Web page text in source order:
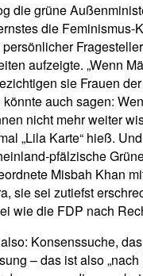
die grüne
die Feminismus-
aufzeigte. „Wenn
sie Frauen
auch sagen:
nicht mehr weiter
„Lila Karte“ hieß.
pfälzische
Misbah Khan
sie sei zutiefst
wie die FDP nach
Konsenssuche,
– das ist also „nach